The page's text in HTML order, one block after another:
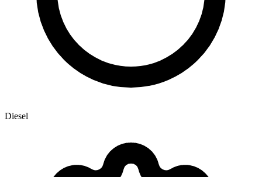
Diesel